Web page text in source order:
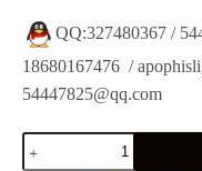
QQ:327480367 /
18680167476 /
54447825@qq.com
JY33002-
东